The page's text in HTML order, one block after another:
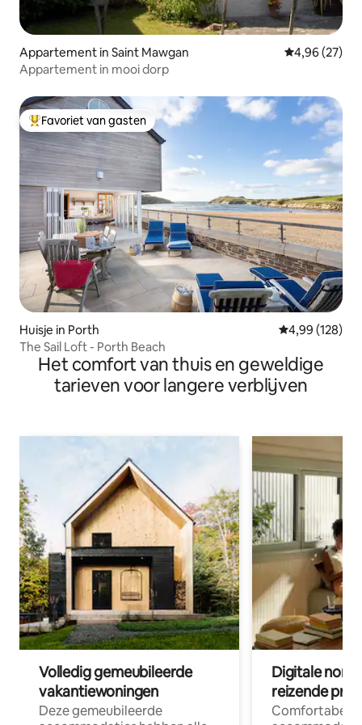
Appartement in Saint Mawgan Gemiddelde
4,96 (27)
Appartement in mooi dorp
Topfavoriet van gasten
Favoriet van gasten
Huisje in Porth Gemiddelde
4,99 (128)
The Sail Loft - Porth Beach
Het comfort van thuis en geweldige
tarieven voor langere verblijven
Volledig gemeubileerde
vakantiewoningen
Deze gemeubileerde
Digitale
reizende
Comfortabele